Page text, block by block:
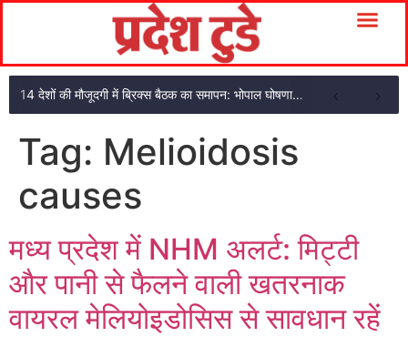
14 देशों की मौजूदगी में ब्रिक्स बैठक का समापन: भोपाल घोषणा पत्र अपनाया
Tag: Melioidosis
causes
मध्य प्रदेश में NHM अलर्ट: मिट्टी
और पानी से फैलने वाली खतरनाक
वायरल मेलियोइडोसिस से सावधान रहें